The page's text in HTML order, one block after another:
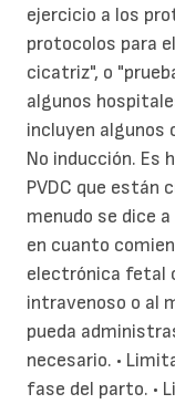
ejercicio a los
protocolos para
cicatriz", o
algunos
incluyen algunos
No inducción. Es
PVDC que están
menudo se dice
en cuanto
electrónica fetal
intravenoso o al
pueda
necesario. •
fase del parto. •